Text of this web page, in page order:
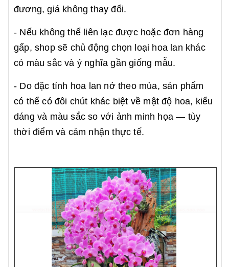
đương, giá không thay đổi.
- Nếu không thể liên lạc được hoặc đơn hàng
gấp, shop sẽ chủ động chọn loại hoa lan khác
có màu sắc và ý nghĩa gần giống mẫu.
- Do đặc tính hoa lan nở theo mùa, sản phẩm
có thể có đôi chút khác biệt về mật độ hoa, kiểu
dáng và màu sắc so với ảnh minh họa — tùy
thời điểm và cảm nhận thực tế.